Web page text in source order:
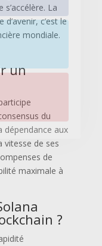
La
c’est le
mondiale.
un
du
dépendance aux
vitesse de ses
de
maximale à
?